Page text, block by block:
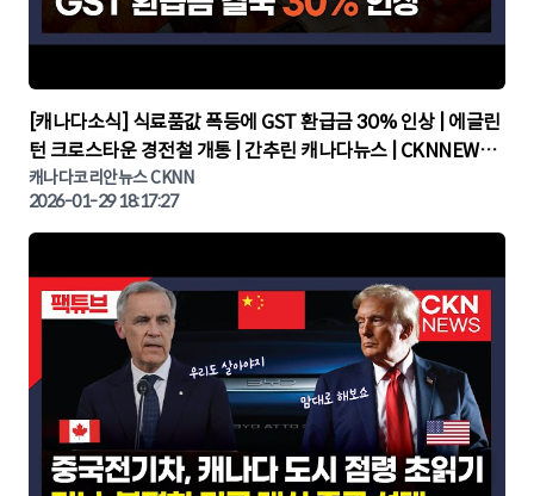
▶
[캐나다소식] 식료품값 폭등에 GST 환급금 30% 인상 | 에글린
턴 크로스타운 경전철 개통 | 간추린 캐나다뉴스 | CKNNEWS,
캐나다코리안뉴스
캐나다코리안뉴스 CKNN
2026-01-29 18:17:27